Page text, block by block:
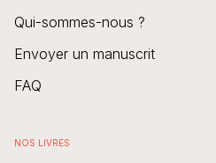
Qui-sommes-nous ?
Envoyer un manuscrit
FAQ
NOS LIVRES